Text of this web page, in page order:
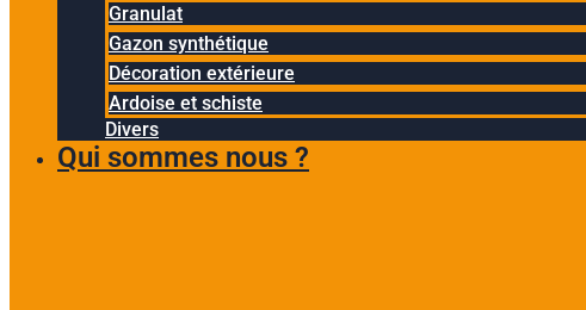
Granulat
Gazon synthétique
Décoration extérieure
Ardoise et schiste
Divers
Qui sommes nous ?